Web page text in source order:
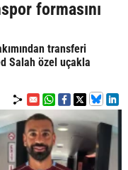
formasını
transferi
Salah özel uçakla